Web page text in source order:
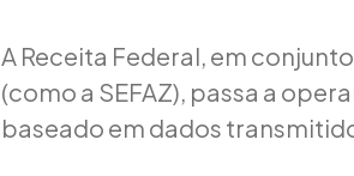
A Receita Federal, em
(como a SEFAZ), passa a
baseado em dados